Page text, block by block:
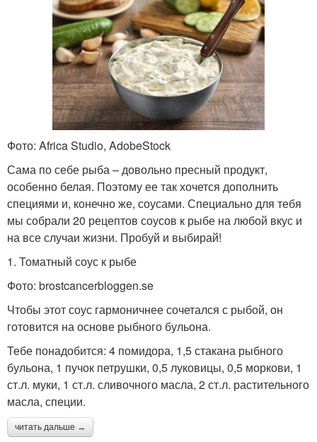
Фото: Africa Studio, AdobeStock
Сама по себе рыба – довольно пресный продукт,
особенно белая. Поэтому ее так хочется дополнить
специями и, конечно же, соусами. Специально для тебя
мы собрали 20 рецептов соусов к рыбе на любой вкус и
на все случаи жизни. Пробуй и выбирай!
1. Томатный соус к рыбе
Фото: brostcancerbloggen.se
Чтобы этот соус гармоничнее сочетался с рыбой, он
готовится на основе рыбного бульона.
Тебе понадобится: 4 помидора, 1,5 стакана рыбного
бульона, 1 пучок петрушки, 0,5 луковицы, 0,5 моркови, 1
ст.л. муки, 1 ст.л. сливочного масла, 2 ст.л. растительного
масла, специи.
читать дальше →